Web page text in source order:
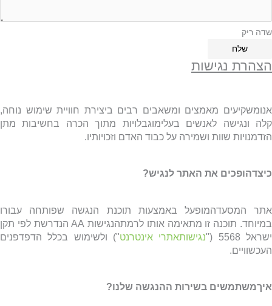
שדה ריק
שלח
הצהרת נגישות
אנומשקיעים מאמצים ומשאבים רבים ביצירת חוויית שימוש נוחה,
קלה ונגישה לאנשים בעלימוגבלויות מתוך הכרה בחשיבות מתן
הזדמנויות שוות ושמירה על כבוד האדם וזכויותיו.
כיצדהופכים את האתר לנגיש?
אתר המסעדהמופעל באמצעות תוכנת הנגשה שפותחה עבורו
במיוחד. תוכנה זו מתאימה אותו לרמתהנגישות AAהנדרשת לפי תקן
ישראל 5568 ("
נגישותאתרי אינטרנט") ולשימוש בכלל הדפדפנים
העכשוויים.
איךמשתמשים בשירות ההנגשה שלנו?